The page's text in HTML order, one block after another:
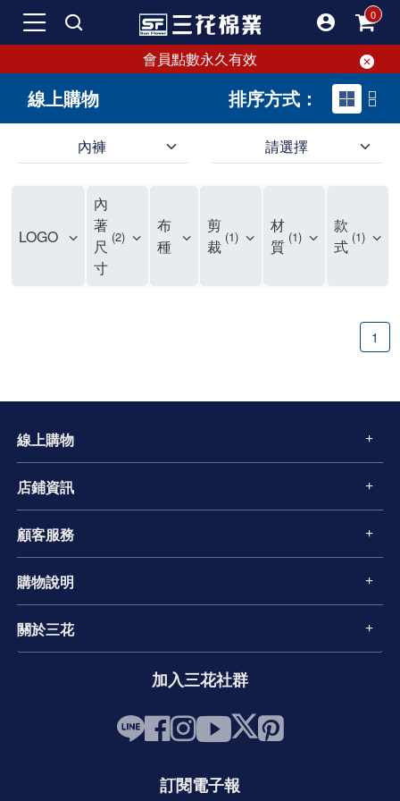
會員點數永久有效
線上購物 排序方式：
內褲 請選擇
LOGO
內
著
尺
寸
2
布
種
剪
裁 1
材
質 1
款
式 1
1
線上購物
店鋪資訊
顧客服務
購物說明
關於三花
加入三花社群
訂閱電子報